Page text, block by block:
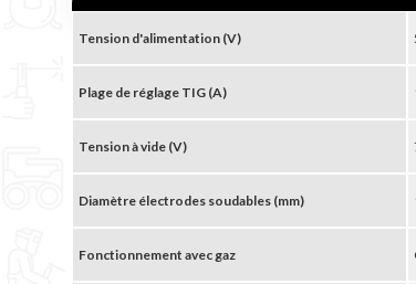
Tension d'alimentation (V)
Plage de réglage TIG (A)
Tension à vide (V)
Diamètre électrodes soudables (mm)
Fonctionnement avec gaz